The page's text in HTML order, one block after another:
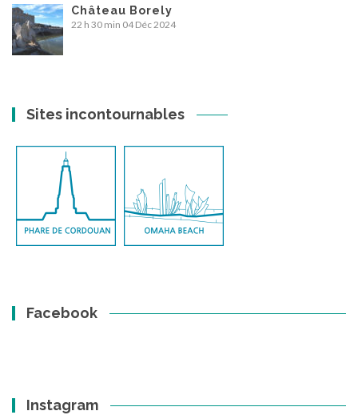
Château Borely
22 h 30 min 04 Déc 2024
Sites incontournables
Facebook
Instagram